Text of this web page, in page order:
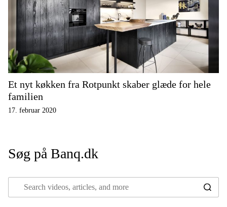
Et nyt køkken fra Rotpunkt skaber glæde for hele
familien
17. februar 2020
Søg på Banq.dk